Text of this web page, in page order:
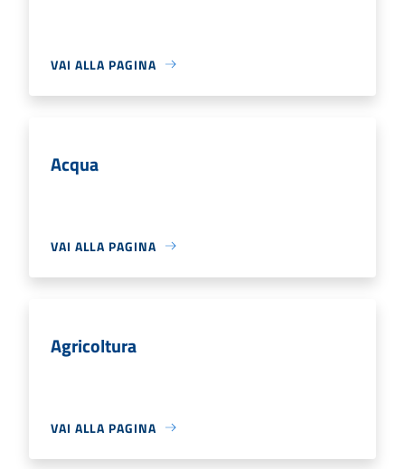
VAI ALLA PAGINA
Acqua
VAI ALLA PAGINA
Agricoltura
VAI ALLA PAGINA